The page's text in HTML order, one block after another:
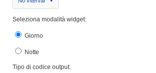
Seleziona modalità widget:
Giorno
Notte
Tipo di codice output: